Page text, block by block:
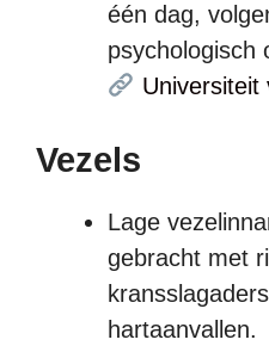
één dag,
psychologisch
Universiteit
Vezels
Lage
gebracht met
hartaanvallen.